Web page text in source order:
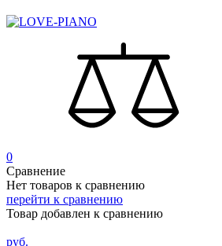
0
Сравнение
Нет товаров к сравнению
перейти к сравнению
Товар добавлен к сравнению
руб.